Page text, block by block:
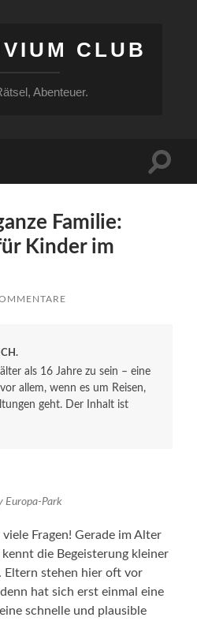
CLUB
Abenteuer.
Familie:
Kinder im
als 16 Jahre zu sein – eine
allem, wenn es um Reisen,
geht. Der Inhalt ist
Europa-Park
Fragen! Gerade im Alter
die Begeisterung kleiner
Eltern stehen hier oft vor
hat sich erst einmal eine
schnelle und plausible